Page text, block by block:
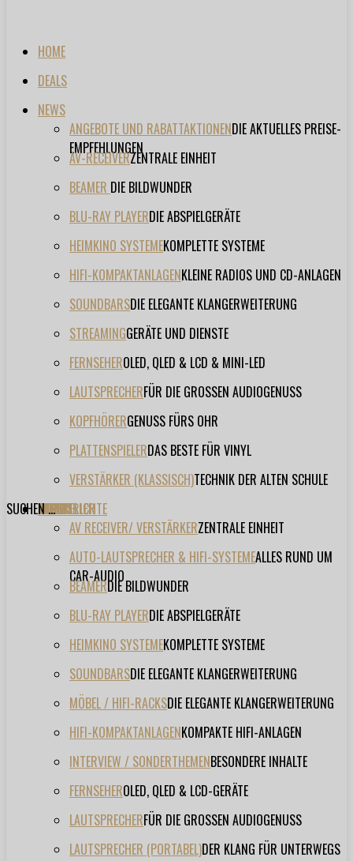
HOME
DEALS
NEWS
ANGEBOTE UND RABATTAKTIONENDIE AKTUELLES PREISE-
EMPFEHLUNGEN
AV-RECEIVERZENTRALE EINHEIT
BEAMER DIE BILDWUNDER
BLU-RAY PLAYERDIE ABSPIELGERÄTE
HEIMKINO SYSTEMEKOMPLETTE SYSTEME
HIFI-KOMPAKTANLAGENKLEINE RADIOS UND CD-ANLAGEN
SOUNDBARSDIE ELEGANTE KLANGERWEITERUNG
STREAMINGGERÄTE UND DIENSTE
FERNSEHEROLED, QLED & LCD & MINI-LED
LAUTSPRECHERFÜR DIE GROSSEN AUDIOGENUSS
KOPFHÖRERGENUSS FÜRS OHR
PLATTENSPIELERDAS BESTE FÜR VINYL
VERSTÄRKER (KLASSISCH)TECHNIK DER ALTEN SCHULE
TESTBERICHTE
AV RECEIVER/ VERSTÄRKERZENTRALE EINHEIT
AUTO-LAUTSPRECHER & HIFI-SYSTEMEALLES RUND UM
CAR-AUDIO
BEAMERDIE BILDWUNDER
BLU-RAY PLAYERDIE ABSPIELGERÄTE
HEIMKINO SYSTEMEKOMPLETTE SYSTEME
SOUNDBARSDIE ELEGANTE KLANGERWEITERUNG
MÖBEL / HIFI-RACKSDIE ELEGANTE KLANGERWEITERUNG
HIFI-KOMPAKTANLAGENKOMPAKTE HIFI-ANLAGEN
INTERVIEW / SONDERTHEMENBESONDERE INHALTE
FERNSEHEROLED, QLED & LCD-GERÄTE
LAUTSPRECHERFÜR DIE GROSSEN AUDIOGENUSS
LAUTSPRECHER (PORTABEL)DER KLANG FÜR UNTERWEGS
FORUM
FILME
VIDEOS
HERSTELLER
EVENT
SUCHEN ...